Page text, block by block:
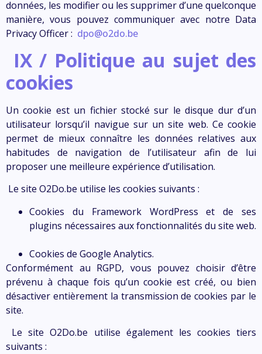
données, les modifier ou les supprimer d’une quelconque
manière, vous pouvez communiquer avec notre Data
Privacy Officer: dpo@o2do.be
IX / Politique au sujet des
cookies
Un cookie est un fichier stocké sur le disque dur d’un
utilisateur lorsqu’il navigue sur un site web. Ce cookie
permet de mieux connaître les données relatives aux
habitudes de navigation de l’utilisateur afin de lui
proposer une meilleure expérience d’utilisation.
Le site O2Do.be utilise les cookies suivants :
Cookies du Framework WordPress et de ses
plugins nécessaires aux fonctionnalités du site web.
Cookies de Google Analytics.
Conformément au RGPD, vous pouvez choisir d’être
prévenu à chaque fois qu’un cookie est créé, ou bien
désactiver entièrement la transmission de cookies par le
site.
Le siteO2Do.be utilise également les cookies tiers
suivants :